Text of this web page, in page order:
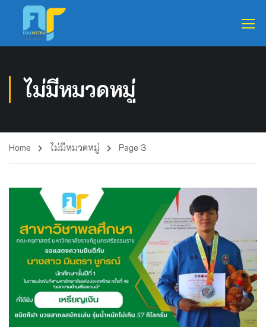
ไม่มีหมวดหมู่
Home ไม่มีหมวดหมู่ Page 3